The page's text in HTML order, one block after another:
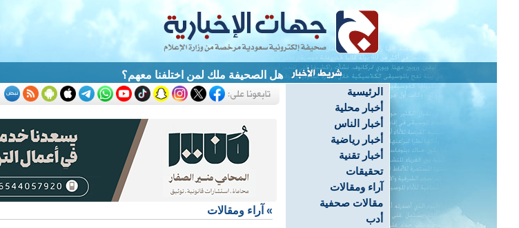
أست-
الرئيسية
أخبار محلية
أخبار الناس
أخبار رياضية
أخبار تقنية
تحقيقات
آراء ومقالات
مقالات صحفية
أدب
» آراء ومقالات